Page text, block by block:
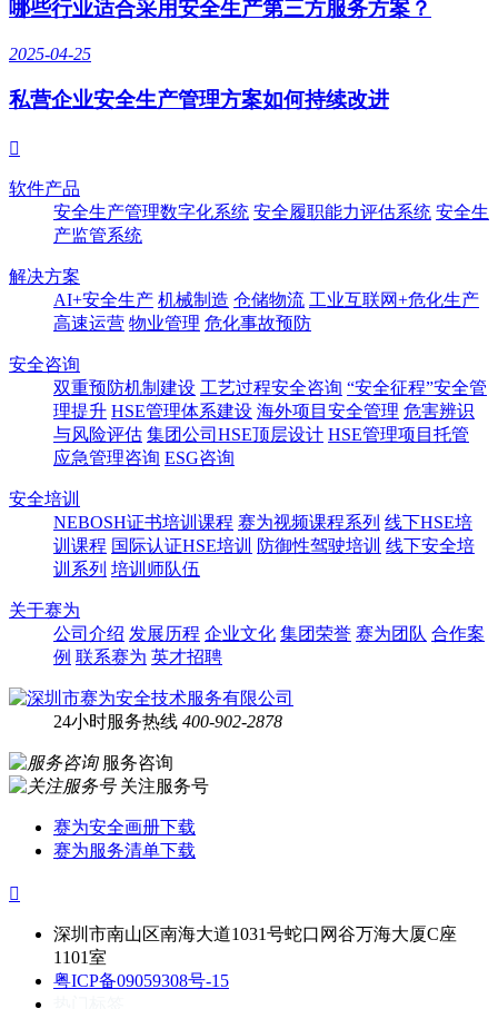
哪些行业适合采用安全生产第三方服务方案？
2025-04-25
私营企业安全生产管理方案如何持续改进

软件产品
安全生产管理数字化系统 安全履职能力评估系统 安全生
产监管系统
解决方案
AI+安全生产 机械制造 仓储物流 工业互联网+危化生产
高速运营 物业管理 危化事故预防
安全咨询
双重预防机制建设 工艺过程安全咨询 “安全征程”安全管
理提升 HSE管理体系建设 海外项目安全管理 危害辨识
与风险评估 集团公司HSE顶层设计 HSE管理项目托管
应急管理咨询 ESG咨询
安全培训
NEBOSH证书培训课程 赛为视频课程系列 线下HSE培
训课程 国际认证HSE培训 防御性驾驶培训 线下安全培
训系列 培训师队伍
关于赛为
公司介绍 发展历程 企业文化 集团荣誉 赛为团队 合作案
例 联系赛为 英才招聘
24小时服务热线 400-902-2878
服务咨询
关注服务号
赛为安全画册下载
赛为服务清单下载

深圳市南山区南海大道1031号蛇口网谷万海大厦C座
1101室
粤ICP备09059308号-15